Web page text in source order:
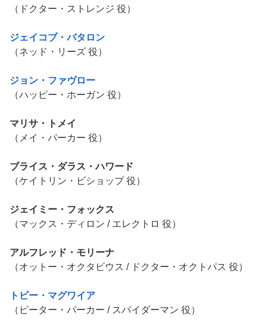
（ドクター・ストレンジ 役）
ジェイコブ・バタロン
（ネッド・リーズ 役）
ジョン・ファヴロー
（ハッピー・ホーガン 役）
マリサ・トメイ
（メイ・パーカー 役）
ブライス・ダラス・ハワード
（ケイトリン・ビショップ 役）
ジェイミー・フォックス
（マックス・ディロン / エレクトロ 役）
アルフレッド・モリーナ
（オットー・オクタビウス / ドクター・オクトパス 役）
トビー・マグワイア
（ピーター・パーカー / スパイダーマン 役）